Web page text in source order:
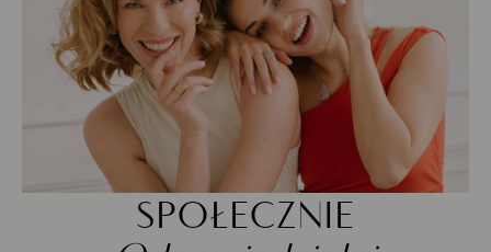
SPOŁECZNIE